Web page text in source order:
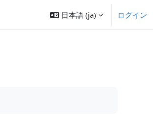
日本語 ‎(ja)‎ ログイン